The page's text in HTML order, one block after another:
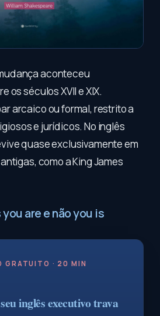
aconteceu
os séculos XVII e XIX.
arcaico ou formal, restrito a
e jurídicos. No inglês
quase exclusivamente em
como a King James
are e não you is
GRATUITO · 20 MIN
inglês executivo trava